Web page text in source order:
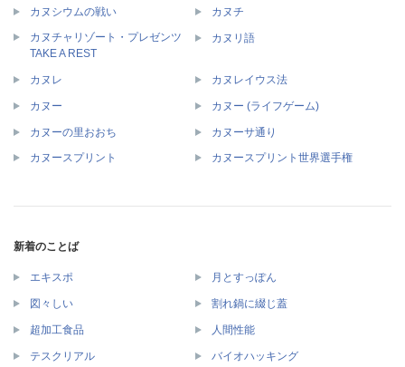
カヌシウムの戦い
カヌチ
カヌチャリゾート・プレゼンツ
TAKE A REST
カヌリ語
カヌレ カヌレイウス法
カヌー カヌー (ライフゲーム)
カヌーの里おおち カヌーサ通り
カヌースプリント カヌースプリント世界選手権
新着のことば
エキスポ 月とすっぽん
図々しい 割れ鍋に綴じ蓋
超加工食品 人間性能
テスクリアル バイオハッキング